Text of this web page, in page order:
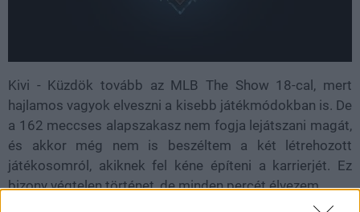
Kivi - Küzdök tovább az MLB The Show 18-cal, mert
hajlamos vagyok elveszni a kisebb játékmódokban is. De
a 162 meccses alapszakasz nem fogja lejátszani magát,
és akkor még nem is beszéltem a két létrehozott
játékosomról, akiknek fel kéne építeni a karrierjét. Ez
bizony végtelen történet, de minden percét élvezem.